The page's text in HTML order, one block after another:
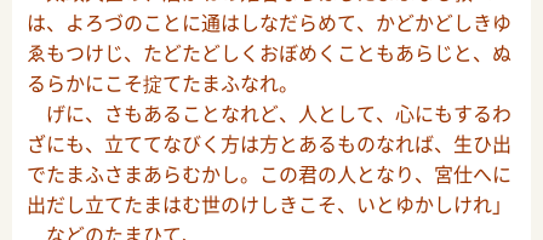
は、よろづのことに通はしなだらめて、かどかどしきゆ
ゑもつけじ、たどたどしくおぼめくこともあらじと、ぬ
るらかにこそ掟てたまふなれ。
げに、さもあることなれど、人として、心にもするわ
ざにも、立ててなびく方は方とあるものなれば、生ひ出
でたまふさまあらむかし。この君の人となり、宮仕へに
出だし立てたまはむ世のけしきこそ、いとゆかしけれ」